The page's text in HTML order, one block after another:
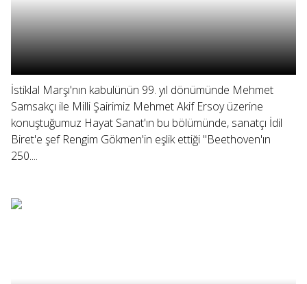
İstiklal Marşı'nın kabulünün 99. yıl dönümünde Mehmet
Samsakçı ile Milli Şairimiz Mehmet Akif Ersoy üzerine
konuştuğumuz Hayat Sanat'ın bu bölümünde, sanatçı İdil
Biret'e şef Rengim Gökmen'in eşlik ettiği "Beethoven'ın
250....